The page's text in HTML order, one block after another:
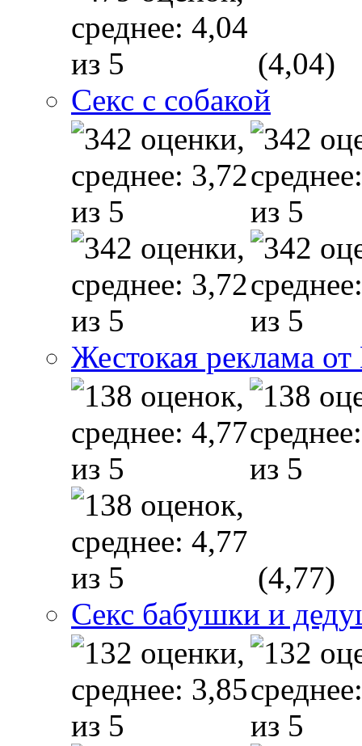
(4,04)
Секс с собакой
Жестокая реклама
(4,77)
Секс бабушки и